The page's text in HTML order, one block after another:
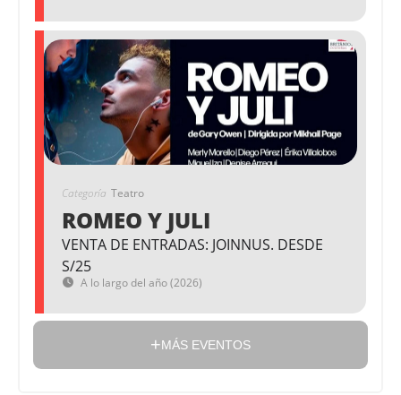
Categoría Teatro
ROMEO Y JULI
VENTA DE ENTRADAS: JOINNUS. DESDE
S/25
A lo largo del año (2026)
MÁS EVENTOS